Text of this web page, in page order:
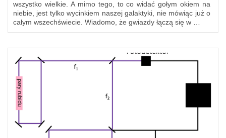
wszystko wielkie. A mimo tego, to co widać gołym okiem na
niebie, jest tylko wycinkiem naszej galaktyki, nie mówiąc już o
całym wszechświecie. Wiadomo, że gwiazdy łączą się w …